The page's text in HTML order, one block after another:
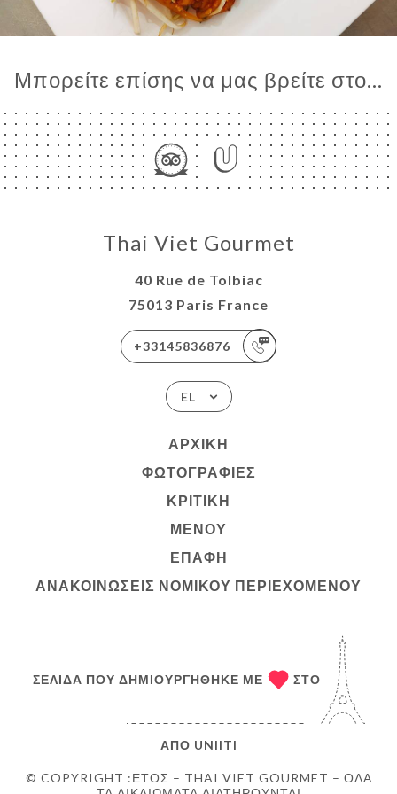
Μπορείτε επίσης να μας βρείτε στο...
Thai Viet Gourmet
40 Rue de Tolbiac
75013 Paris France
+33145836876
EL
ΑΡΧΙΚΉ
ΦΩΤΟΓΡΑΦΊΕΣ
ΚΡΙΤΙΚΉ
ΜΕΝΟΎ
ΕΠΑΦΉ
ΑΝΑΚΟΙΝΏΣΕΙΣ ΝΟΜΙΚΟΎ ΠΕΡΙΕΧΟΜΈΝΟΥ
© COPYRIGHT :ΈΤΟΣ – THAI VIET GOURMET – ΌΛΑ
ΣΕΛΊΔΑ ΠΟΥ ΔΗΜΙΟΥΡΓΉΘΗΚΕ ΜΕ ΣΤΟ
ΑΠΌ UNIITI